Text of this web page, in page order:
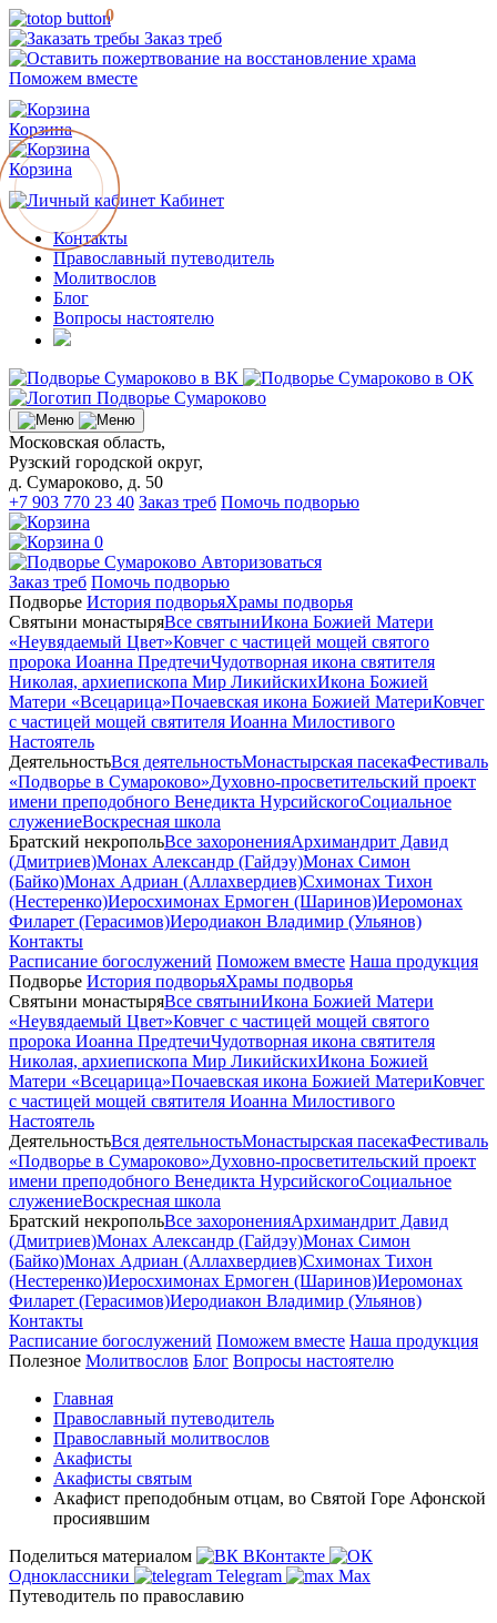
Заказ треб
Поможем вместе
Корзина
Корзина
0
Кабинет
Контакты
Православный путеводитель
Молитвослов
Блог
Вопросы настоятелю
Московская область,
Рузский городской округ,
д. Сумароково, д. 50
+7 903 770 23 40 Заказ треб Помочь подворью
0
Авторизоваться
Заказ треб Помочь подворью
Подворье История подворьяХрамы подворья
Святыни монастыряВсе святыниИкона Божией Матери
«Неувядаемый Цвет»Ковчег с частицей мощей святого
пророка Иоанна ПредтечиЧудотворная икона святителя
Николая, архиепископа Мир ЛикийскихИкона Божией
Матери «Всецарица»Почаевская икона Божией МатериКовчег
с частицей мощей святителя Иоанна Милостивого
Настоятель
ДеятельностьВся деятельностьМонастырская пасекаФестиваль
«Подворье в Сумароково»Духовно-просветительский проект
имени преподобного Венедикта НурсийскогоСоциальное
служениеВоскресная школа
Братский некропольВсе захороненияАрхимандрит Давид
(Дмитриев)Монах Александр (Гайдэу)Монах Симон
(Байко)Монах Адриан (Аллахвердиев)Схимонах Тихон
(Нестеренко)Иеросхимонах Ермоген (Шаринов)Иеромонах
Филарет (Герасимов)Иеродиакон Владимир (Ульянов)
Контакты
Расписание богослужений Поможем вместе Наша продукция
Подворье История подворьяХрамы подворья
Святыни монастыряВсе святыниИкона Божией Матери
«Неувядаемый Цвет»Ковчег с частицей мощей святого
пророка Иоанна ПредтечиЧудотворная икона святителя
Николая, архиепископа Мир ЛикийскихИкона Божией
Матери «Всецарица»Почаевская икона Божией МатериКовчег
с частицей мощей святителя Иоанна Милостивого
Настоятель
ДеятельностьВся деятельностьМонастырская пасекаФестиваль
«Подворье в Сумароково»Духовно-просветительский проект
имени преподобного Венедикта НурсийскогоСоциальное
служениеВоскресная школа
Братский некропольВсе захороненияАрхимандрит Давид
(Дмитриев)Монах Александр (Гайдэу)Монах Симон
(Байко)Монах Адриан (Аллахвердиев)Схимонах Тихон
(Нестеренко)Иеросхимонах Ермоген (Шаринов)Иеромонах
Филарет (Герасимов)Иеродиакон Владимир (Ульянов)
Контакты
Расписание богослужений Поможем вместе Наша продукция
Полезное Молитвослов Блог Вопросы настоятелю
Главная
Православный путеводитель
Православный молитвослов
Акафисты
Акафисты святым
Акафист преподобным отцам, во Святой Горе Афонской
просиявшим
Поделиться материалом
ВКонтакте
Одноклассники
Telegram
Max
Путеводитель по православию